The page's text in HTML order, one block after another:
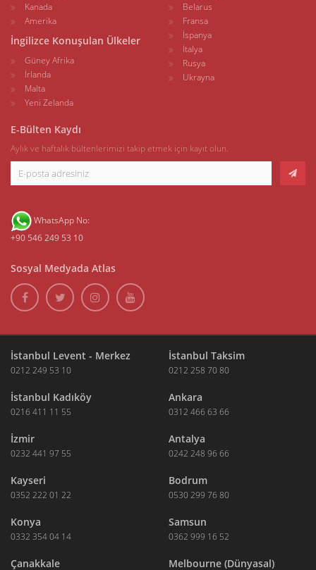
Kanada
Amerika
İngilizce Konuşulan Ülkeler
Güney Afrika
İrlanda
Malta
Yeni Zelanda
Belarus
Fransa
İspanya
İtalya
Rusya
Ukrayna
E-Bülten Kaydı
Aylık ve haftalık bültenlerimizi takip etmek için kayıt olun.
WhatsApp No:
+90 546 249 53 10
Sosyal Medyada Atlas
İstanbul Levent - Merkez
0212 249 53 10
İstanbul Taksim
0212 258 70 80
İstanbul Kadıköy
0216 411 11 55
Ankara
0312 466 63 66
İzmir
0232 441 97 55
Antalya
0242 248 96 66
Kayseri
0352 222 01 22
Bodrum
0530 299 76 80
Konya
0332 354 04 14
Samsun
0362 999 16 52
Çanakkale Melbourne (Dünyasal)